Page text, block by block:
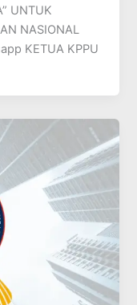
UNTUK
NASIONAL
KETUA KPPU